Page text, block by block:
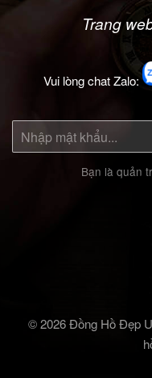
Trang
Vui lòng chat Zalo:
Bạn là quản
© 2026 Đồng Hồ Đẹp